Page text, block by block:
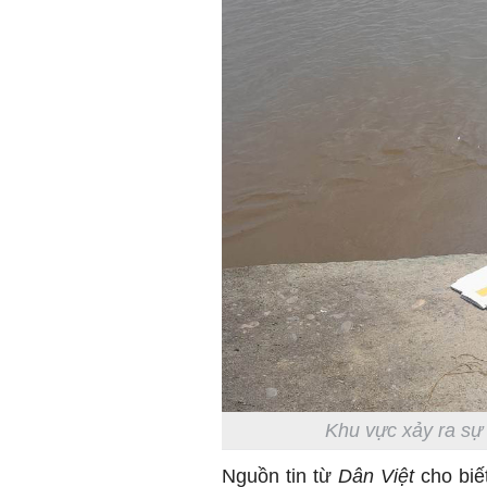
Khu vực xảy ra
Nguồn tin từ Dân Việtcho